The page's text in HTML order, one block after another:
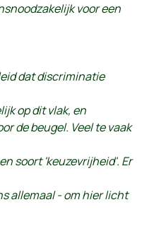
voor een
datdiscriminatie
op dit vlak, en
de beugel. Veel te vaak
soort 'keuzevrijheid'. Er
allemaal - om hier licht